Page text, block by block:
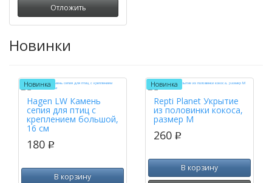
Отложить
Новинки
Новинка
Hagen LW Камень
сепия для птиц с
креплением большой,
16 см
180 p
В корзину
Новинка
Repti Planet Укрытие
из половинки кокоса,
размер M
260 p
В корзину